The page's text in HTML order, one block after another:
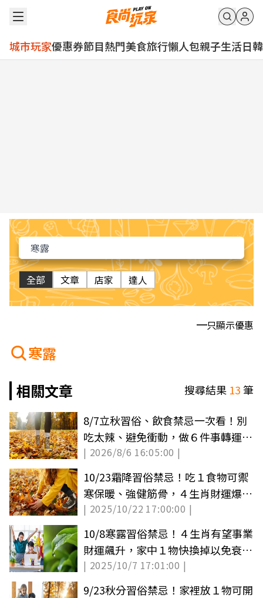
城市玩家優惠券節目熱門美食旅行懶人包親子生活日韓
全部 文章 店家 達人
只顯示優惠
寒露
相關文章
搜尋結果 13筆
8/7立秋習俗、飲食禁忌一次看！別
吃太辣、避免衝動，做６件事轉運招
財
| 2026/8/6 16:05:00 |
10/23霜降習俗禁忌！吃１食物可禦
寒保暖、強健筋骨，４生肖財運爆發
快買彩券
| 2025/10/22 17:00:00 |
10/8寒露習俗禁忌！４生肖有望事業
財運飆升，家中１物快換掉以免衰整
年
| 2025/10/7 17:01:00 |
9/23秋分習俗禁忌！家裡放１物可開